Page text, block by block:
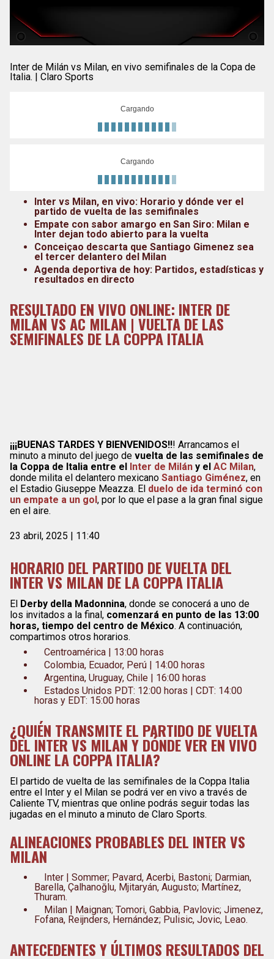
Inter de Milán vs Milan, en vivo semifinales de la Copa de
Italia. | Claro Sports
Cargando
Cargando
Inter vs Milan, en vivo: Horario y dónde ver el
partido de vuelta de las semifinales
Empate con sabor amargo en San Siro: Milan e
Inter dejan todo abierto para la vuelta
Conceiçao descarta que Santiago Gimenez sea
el tercer delantero del Milan
Agenda deportiva de hoy: Partidos, estadísticas y
resultados en directo
RESULTADO EN VIVO ONLINE: INTER DE
MILÁN VS AC MILAN | VUELTA DE LAS
SEMIFINALES DE LA COPPA ITALIA
¡¡¡BUENAS TARDES Y BIENVENIDOS!!! Arrancamos el
minuto a minuto del juego de vuelta de las semifinales de
la Coppa de Italia entre el Inter de Milán y el AC Milan,
donde milita el delantero mexicano Santiago Giménez, en
el Estadio Giuseppe Meazza. El duelo de ida terminó con
un empate a un gol, por lo que el pase a la gran final sigue
en el aire.
23 abril, 2025 | 11:40
HORARIO DEL PARTIDO DE VUELTA DEL
INTER VS MILAN DE LA COPPA ITALIA
El Derby della Madonnina, donde se conocerá a uno de
los invitados a la final, comenzará en punto de las 13:00
horas, tiempo del centro de México. A continuación,
compartimos otros horarios.
Centroamérica | 13:00 horas
Colombia, Ecuador, Perú | 14:00 horas
Argentina, Uruguay, Chile | 16:00 horas
Estados Unidos PDT: 12:00 horas | CDT: 14:00
horas y EDT: 15:00 horas
¿QUIÉN TRANSMITE EL PARTIDO DE VUELTA
DEL INTER VS MILAN Y DÓNDE VER EN VIVO
ONLINE LA COPPA ITALIA?
El partido de vuelta de las semifinales de la Coppa Italia
entre el Inter y el Milan se podrá ver en vivo a través de
Caliente TV, mientras que online podrás seguir todas las
jugadas en el minuto a minuto de Claro Sports.
ALINEACIONES PROBABLES DEL INTER VS
MILAN
Inter | Sommer; Pavard, Acerbi, Bastoni; Darmian,
Barella, Çalhanoğlu, Mjitaryán, Augusto; Martínez,
Thuram.
Milan | Maignan; Tomori, Gabbia, Pavlovic; Jimenez,
Fofana, Reijnders, Hernández; Pulisic, Jovic, Leao.
ANTECEDENTES Y ÚLTIMOS RESULTADOS DEL